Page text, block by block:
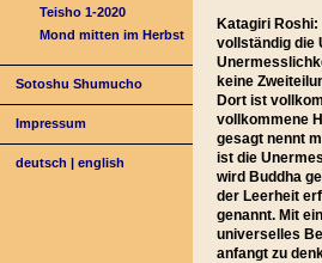
Teisho 1-2020
Mond mitten im Herbst
Sotoshu Shumucho
Impressum
deutsch |english
Katagiri
vollständig die
keine
Dort ist
vollkommene
gesagt nennt
ist die
wird Buddha
der Leerheit
genannt. Mit
universelles
anfangt zu